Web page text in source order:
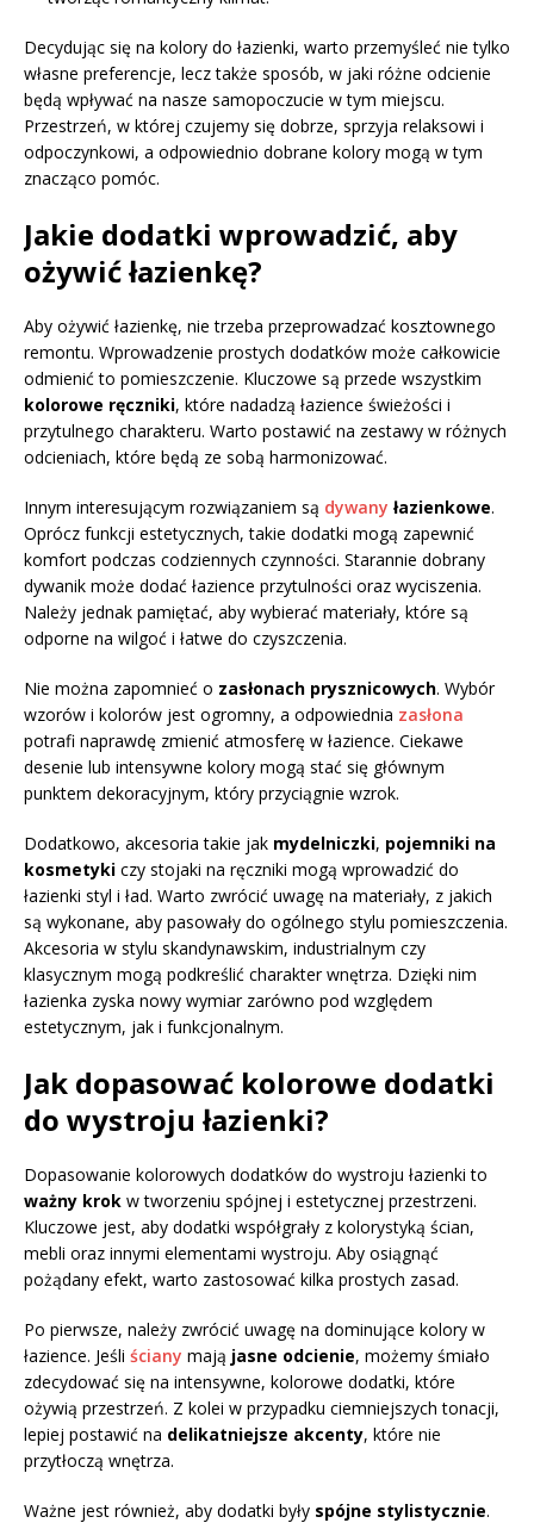
Decydując się na kolory do łazienki, warto przemyśleć nie tylko
własne preferencje, lecz także sposób, w jaki różne odcienie
będą wpływać na nasze samopoczucie w tym miejscu.
Przestrzeń, w której czujemy się dobrze, sprzyja relaksowi i
odpoczynkowi, a odpowiednio dobrane kolory mogą w tym
znacząco pomóc.
Jakie dodatki wprowadzić, aby
ożywić łazienkę?
Aby ożywić łazienkę, nie trzeba przeprowadzać kosztownego
remontu. Wprowadzenie prostych dodatków może całkowicie
odmienić to pomieszczenie. Kluczowe są przede wszystkim
kolorowe ręczniki, które nadadzą łazience świeżości i
przytulnego charakteru. Warto postawić na zestawy w różnych
odcieniach, które będą ze sobą harmonizować.
Innym interesującym rozwiązaniem są dywany łazienkowe.
Oprócz funkcji estetycznych, takie dodatki mogą zapewnić
komfort podczas codziennych czynności. Starannie dobrany
dywanik może dodać łazience przytulności oraz wyciszenia.
Należy jednak pamiętać, aby wybierać materiały, które są
odporne na wilgoć i łatwe do czyszczenia.
Nie można zapomnieć o zasłonach prysznicowych. Wybór
wzorów i kolorów jest ogromny, a odpowiednia zasłona
potrafi naprawdę zmienić atmosferę w łazience. Ciekawe
desenie lub intensywne kolory mogą stać się głównym
punktem dekoracyjnym, który przyciągnie wzrok.
Dodatkowo, akcesoria takie jak mydelniczki, pojemniki na
kosmetyki czy stojaki na ręczniki mogą wprowadzić do
łazienki styl i ład. Warto zwrócić uwagę na materiały, z jakich
są wykonane, aby pasowały do ogólnego stylu pomieszczenia.
Akcesoria w stylu skandynawskim, industrialnym czy
klasycznym mogą podkreślić charakter wnętrza. Dzięki nim
łazienka zyska nowy wymiar zarówno pod względem
estetycznym, jak i funkcjonalnym.
Jak dopasować kolorowe dodatki
do wystroju łazienki?
Dopasowanie kolorowych dodatków do wystroju łazienki to
ważny krok w tworzeniu spójnej i estetycznej przestrzeni.
Kluczowe jest, aby dodatki współgrały z kolorystyką ścian,
mebli oraz innymi elementami wystroju. Aby osiągnąć
pożądany efekt, warto zastosować kilka prostych zasad.
Po pierwsze, należy zwrócić uwagę na dominujące kolory w
łazience. Jeśli ściany mają jasne odcienie, możemy śmiało
zdecydować się na intensywne, kolorowe dodatki, które
ożywią przestrzeń. Z kolei w przypadku ciemniejszych tonacji,
lepiej postawić na delikatniejsze akcenty, które nie
przytłoczą wnętrza.
Ważne jest również, aby dodatki były spójne stylistycznie.